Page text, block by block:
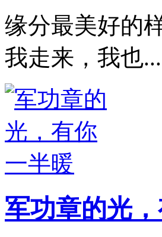
缘分最美好的
我走来，我也...
军功章的光